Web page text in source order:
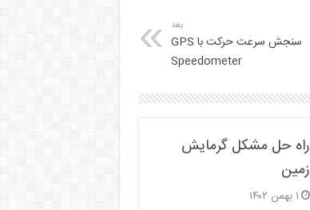
بعد
سنجش سرعت حرکت با GPS
Speedometer
راه حل مشکل گرمایش
زمین
۱ بهمن ۱۴۰۲